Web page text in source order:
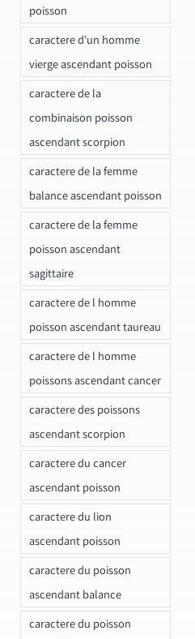
poisson
caractere d'un homme
vierge ascendant poisson
caractere de la
combinaison poisson
ascendant scorpion
caractere de la femme
balance ascendant poisson
caractere de la femme
poisson ascendant
sagittaire
caractere de l homme
poisson ascendant taureau
caractere de l homme
poissons ascendant cancer
caractere des poissons
ascendant scorpion
caractere du cancer
ascendant poisson
caractere du lion
ascendant poisson
caractere du poisson
ascendant balance
caractere du poisson